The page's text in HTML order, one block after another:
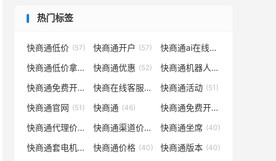
热门标签
快商通低价 (57) 快商通开户 (57) 快商通ai在线客服系统
快商通低价拿货 (53)
快商通优惠 (52) 快商通机器人(52)
快商通免费开通 (52) 快商在线客服系统 (52)
快商通活动 (51)
快商通官网 (51) 快商通 (46) 快商通免费开户
快商通代理价格 (45) 快商通渠道价格 (40)
快商通坐席 (40)
快商通套电机器人 (40)
快商通价格 (40) 快商通版本 (40)